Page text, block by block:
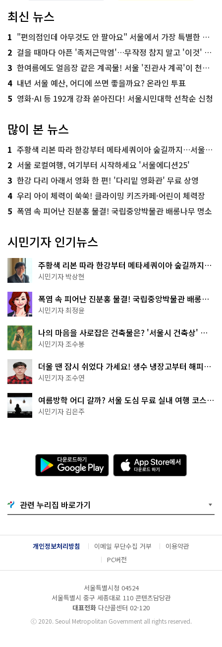
최신 뉴스
1 "편의점인데 아무것도 안 팔아요" 서울에서 가장 특별한 편의점의 정체
2 걸을 때마다 아픈 '족저근막염'…무작정 참지 말고 '이것' 해보세요!
3 한여름에도 얼음장 같은 계곡물! 서울 '진관사 계곡'이 천국이네~
4 내년 서울 예산, 어디에 쓰면 좋을까요? 온라인 투표
5 영화·AI 등 192개 강좌 쏟아진다! 서울시민대학 선착순 신청
많이 본 뉴스
1 주황색 리본 따라 한강부터 메타세쿼이아 숲길까지…서울둘레길 15코스
2 서울 로컬여행, 여기부터 시작하세요 '서울에디션25'
3 한강 다리 아래서 영화 한 편! '다리밑 영화관' 무료 상영
4 우리 아이 체력이 쑥쑥! 클라이밍 키즈카페·어린이 체력장
5 폭염 속 피어난 진분홍 물결! 국립중앙박물관 배롱나무 명소
시민기자 인기뉴스
주황색 리본 따라 한강부터 메타세쿼이아 숲길까지…
서울둘레길 15코스
시민기자 박상현
폭염 속 피어난 진분홍 물결! 국립중앙박물관 배롱나
무 명소
시민기자 최정윤
나의 마음을 사로잡은 건축물은? '서울시 건축상' 수
상작 공개!
시민기자 조수봉
더울 땐 잠시 쉬었다 가세요! 생수 냉장고부터 해피소
·무더위쉼터까지
시민기자 조수연
여름방학 어디 갈까? 서울 도심 무료 실내 여행 코스
추천
시민기자 김은주
다
운
로
기
G
o
g
l
e
l
A
p
p
e
서
다
운
드
관련 누리집 바로가기
개인정보처리방침 이메일 무단수집 거부
이용약관
PC버전
서울특별시청 04524
서울특별시 중구 세종대로 110 콘텐츠담당관
대표전화 다산콜센터 02-120
ⓒ2020. Seoul Metropolitan Government all rights reserved.